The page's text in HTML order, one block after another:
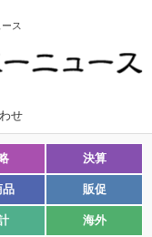
ス
せ
決算
品 販促
海外